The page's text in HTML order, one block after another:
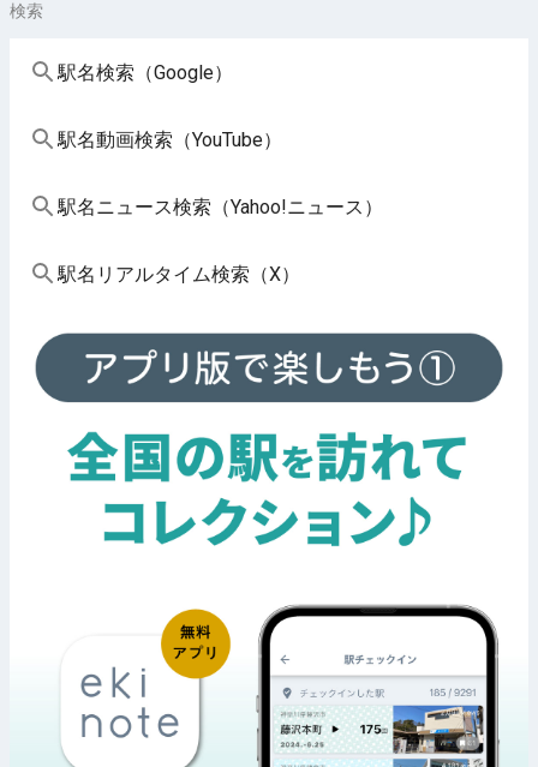
検索
駅名検索（Google）
駅名動画検索（YouTube）
駅名ニュース検索（Yahoo!ニュース）
駅名リアルタイム検索（X）